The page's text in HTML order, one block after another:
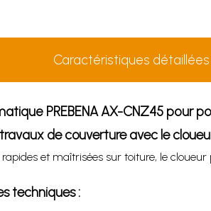
Caractéristiques détaillées
PREBENA AX-CNZ45 pour
de couverture avec le
rapides et maîtrisées sur toiture, le
techniques :